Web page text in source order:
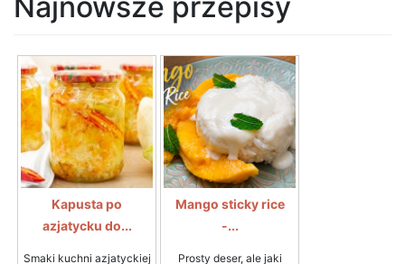
Kapusta po
azjatycku do...
Smaki kuchni azjatyckiej
Mango sticky rice
-...
Prosty deser, ale jaki